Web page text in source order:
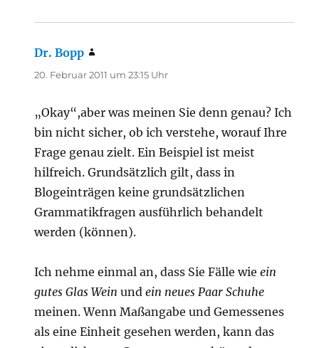
Dr. Bopp
20. Februar 2011 um 23:15 Uhr
„Okay“,aber was meinen Sie denn genau? Ich
bin nicht sicher, ob ich verstehe, worauf Ihre
Frage genau zielt. Ein Beispiel ist meist
hilfreich. Grundsätzlich gilt, dass in
Blogeinträgen keine grundsätzlichen
Grammatikfragen ausführlich behandelt
werden (können).
Ich nehme einmal an, dass Sie Fälle wie ein
gutes Glas Wein undein neues Paar Schuhe
meinen. Wenn Maßangabe und Gemessenes
als eine Einheit gesehen werden, kann das